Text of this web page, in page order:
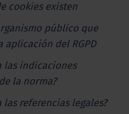
cookies existen
público que
aplicación del RGPD
las indicaciones
la norma?
las referencias legales?